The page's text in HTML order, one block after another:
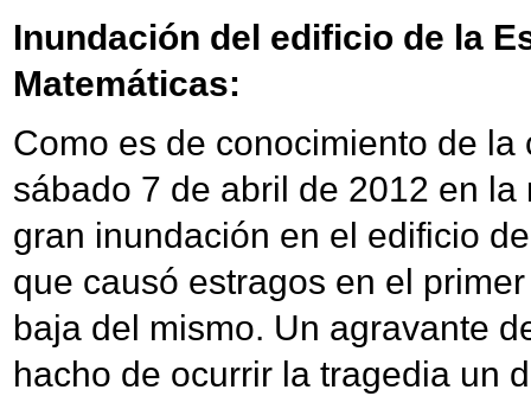
Inundación del edificio de la
Matemáticas:
Como es de conocimiento de la
sábado 7 de abril de 2012 en
gran inundación en el edificio
que causó estragos en el
baja del mismo. Un agravante
hacho de ocurrir la tragedia un